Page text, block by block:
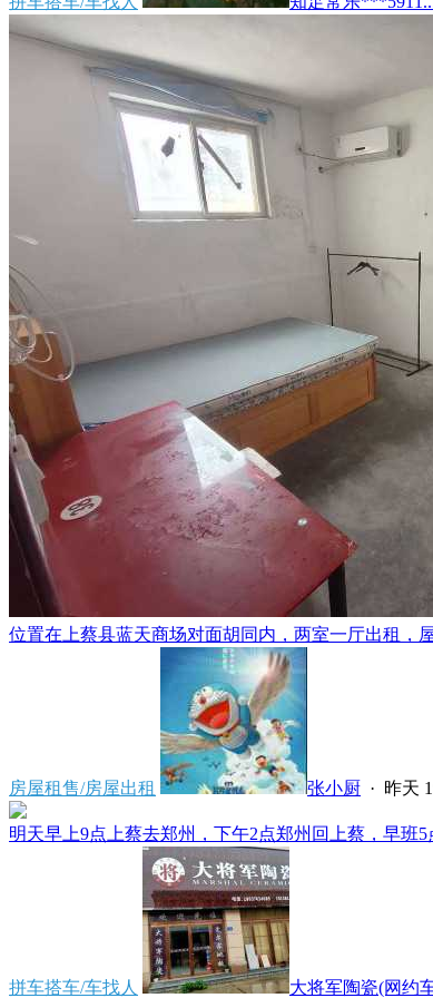
位置在上蔡县蓝天商场对面胡同内，两室一厅出租，
房屋租售/房屋出租 张小厨 · 昨天
明天早上9点上蔡去郑州，下午2点郑州回上蔡，早班
拼车搭车/车找人 大将军陶瓷(网约